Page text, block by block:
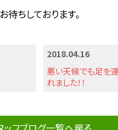
お待ちしております。
2018.04.16
悪い天候でも足を
れました！！